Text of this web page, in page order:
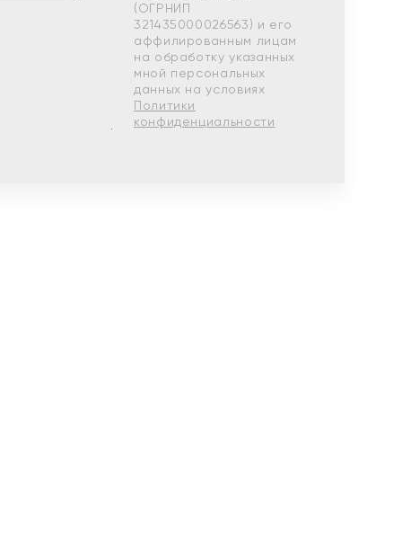
(ОГРНИП
321435000026563) и его
аффилированным лицам
на обработку указанных
мной персональных
данных на условиях
Политики
конфиденциальности